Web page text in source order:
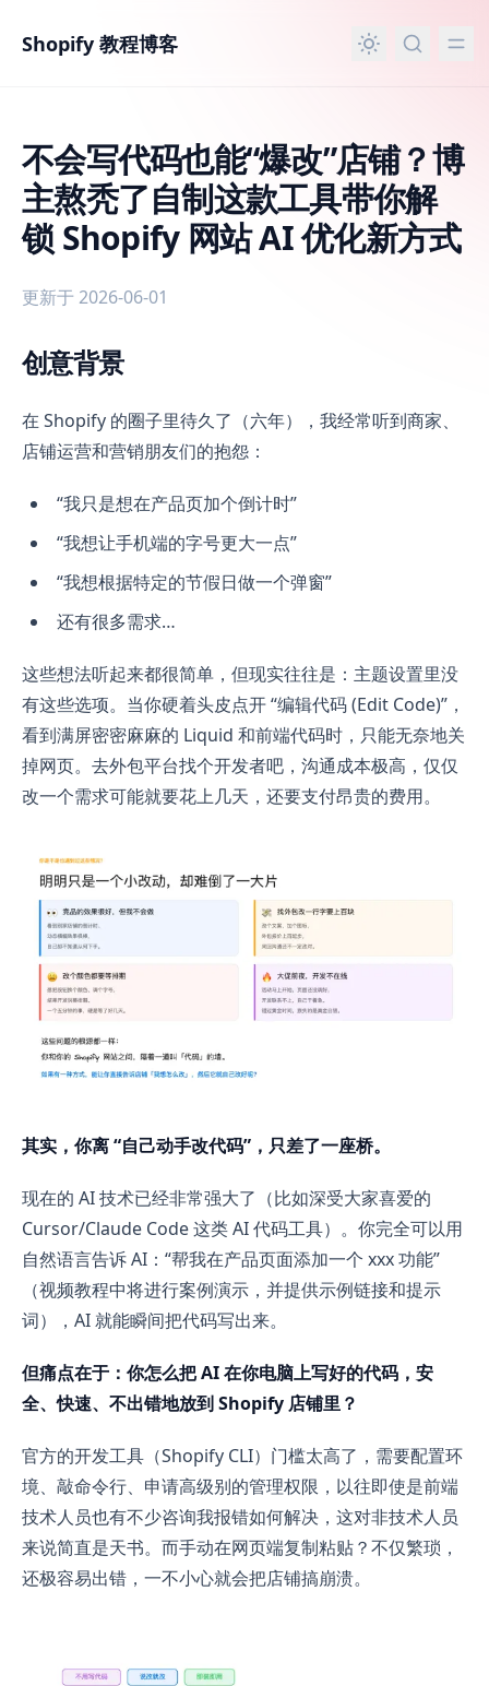
Shopify 教程博客
不会写代码也能“爆改”店铺？博
主熬秃了自制这款工具带你解
锁 Shopify 网站 AI 优化新方式
更新于 2026-06-01
不会写代码也能“爆改”店铺？博主熬秃了自制这款工具带你
创意背景
在 Shopify 的圈子里待久了（六年），我经常听到商家、
店铺运营和营销朋友们的抱怨：
“我只是想在产品页加个倒计时”
“我想让手机端的字号更大一点”
“我想根据特定的节假日做一个弹窗”
还有很多需求…
这些想法听起来都很简单，但现实往往是：主题设置里没
有这些选项。当你硬着头皮点开 “编辑代码 (Edit Code)”，
看到满屏密密麻麻的 Liquid 和前端代码时，只能无奈地关
掉网页。去外包平台找个开发者吧，沟通成本极高，仅仅
改一个需求可能就要花上几天，还要支付昂贵的费用。
其实，你离 “自己动手改代码”，只差了一座桥。
现在的 AI 技术已经非常强大了（比如深受大家喜爱的
Cursor/Claude Code 这类 AI 代码工具）。你完全可以用
自然语言告诉 AI：“帮我在产品页面添加一个 xxx 功能”
（视频教程中将进行案例演示，并提供示例链接和提示
词），AI 就能瞬间把代码写出来。
但痛点在于：你怎么把 AI 在你电脑上写好的代码，安
全、快速、不出错地放到 Shopify 店铺里？
官方的开发工具（Shopify CLI）门槛太高了，需要配置环
境、敲命令行、申请高级别的管理权限，以往即使是前端
技术人员也有不少咨询我报错如何解决，这对非技术人员
来说简直是天书。而手动在网页端复制粘贴？不仅繁琐，
还极容易出错，一不小心就会把店铺搞崩溃。